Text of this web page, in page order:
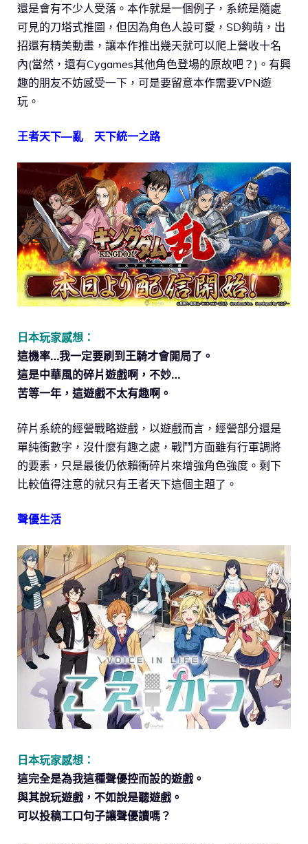
還是會有不少人受落。本作就是一個例子，系統是隨處
可見的刀塔式推圖，但因為角色人設可愛，SD夠萌，出
招還有精美動畫，讓本作推出幾天就可以爬上營收十名
內(當然，還有Cygames其他角色登場的原故吧？)。有興
趣的朋友不妨感受一下，可是要留意本作需要VPN遊
玩。
王者天下—亂 天下統一之路
日本玩家感想：
這機率…我一定要刷到王騎才會開局了。
這是中華風的碎片遊戲啊，不妙…
苦等一年，這遊戲不太有趣啊。
碎片系統的經營戰略遊戲，以遊戲而言，經營部分還是
單純衝數字，沒什麼有趣之處，戰鬥方面雖有行軍調將
的要素，只是最後仍依賴衝碎片來增強角色強度。剩下
比較值得注意的就只有王者天下這個主題了。
聲優生活
日本玩家感想：
這完全是為我這種聲優控而設的遊戲。
與其說玩遊戲，不如說是聽遊戲。
可以投稿工口句子讓聲優讀嗎？